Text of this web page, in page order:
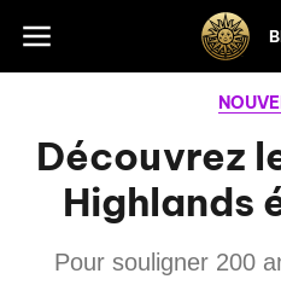
Skip to footer
Découvrez
Highlands
Pour souligner 200